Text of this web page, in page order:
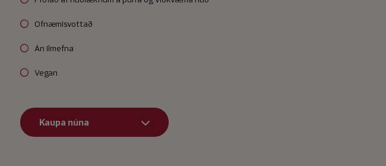
Ofnæmisvottað
Án ilmefna
Vegan
Kaupa núna